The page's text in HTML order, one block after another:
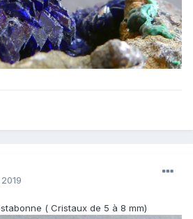
( Cristaux de 5 à 8 mm)